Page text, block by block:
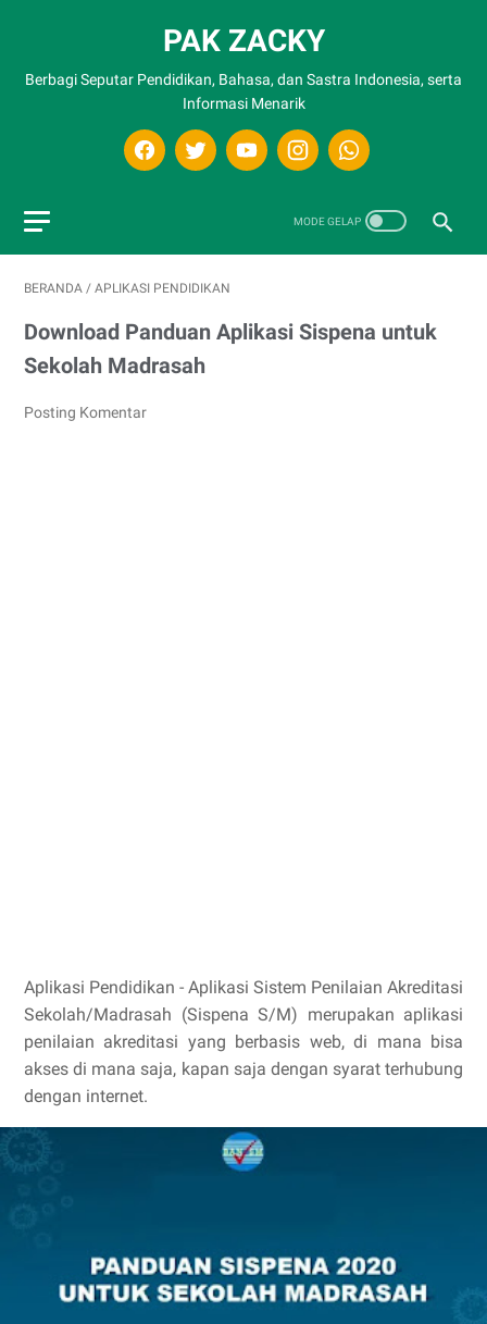
PAK ZACKY
Berbagi Seputar Pendidikan, Bahasa, dan Sastra Indonesia, serta
Informasi Menarik
BERANDA / APLIKASI PENDIDIKAN
Download Panduan Aplikasi Sispena untuk
Sekolah Madrasah
Posting Komentar
Aplikasi Pendidikan - Aplikasi Sistem Penilaian Akreditasi
Sekolah/Madrasah (Sispena S/M) merupakan aplikasi
penilaian akreditasi yang berbasis web, di mana bisa
akses di mana saja, kapan saja dengan syarat terhubung
dengan internet.